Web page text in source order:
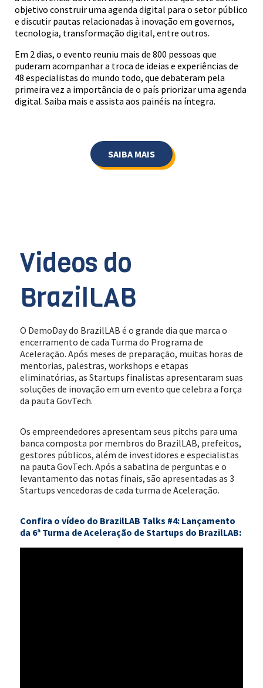
objetivo construir uma agenda digital para o setor público
e discutir pautas relacionadas à inovação em governos,
tecnologia, transformação digital, entre outros.
Em 2 dias, o evento reuniu mais de 800 pessoas que
puderam acompanhar a troca de ideias e experiências de
48 especialistas do mundo todo, que debateram pela
primeira vez a importância de o país priorizar uma agenda
digital. Saiba mais e assista aos painéis na íntegra.
SAIBA MAIS
Videos do
BrazilLAB
O DemoDay do BrazilLAB é o grande dia que marca o
encerramento de cada Turma do Programa de
Aceleração. Após meses de preparação, muitas horas de
mentorias, palestras, workshops e etapas
eliminatórias, as Startups finalistas apresentaram suas
soluções de inovação em um evento que celebra a força
da pauta GovTech.
Os empreendedores apresentam seus pitchs para uma
banca composta por membros do BrazilLAB, prefeitos,
gestores públicos, além de investidores e especialistas
na pauta GovTech. Após a sabatina de perguntas e o
levantamento das notas finais, são apresentadas as 3
Startups vencedoras de cada turma de Aceleração.
Confira o vídeo do BrazilLAB Talks #4: Lançamento
da 6ª Turma de Aceleração de Startups do BrazilLAB: